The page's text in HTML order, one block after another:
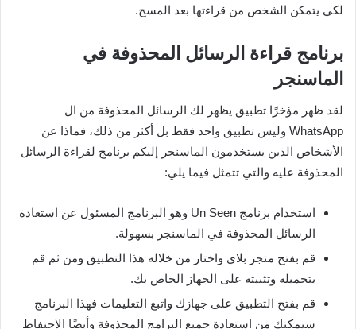
لكي يتمكن الشخص من قراءتها بعد المسح.
برنامج قراءة الرسائل المحذوفة في
الماسنجر
لقد ظهر مؤخرًا تطبيق يظهر لك الرسائل المحذوفة من ال
WhatsApp وليس تطبيق واحد فقط بل أكثر من ذلك، فماذا عن
الأشخاص الذين يستخدمون الماسنجر إليكم برنامج لقراءة الرسائل
المحذوفة عليه والتي تتمثل فيما يلي:
استخدام برنامج Un Seen وهو البرنامج المسئول عن استعادة
الرسائل المحذوفة في الماسنجر بسهولة.
قم بفتح متجر بلاي واختار من خلاله هذا التطبيق ومن ثم قم
بتحميله وتثبيته على الجهاز الخاص بك.
قم بفتح التطبيق على جهازك واتبع التعليمات فهذا البرنامج
سيمكنك من استعادة جميع البرامج المحذوفة وأيضًا الاحتفاظ